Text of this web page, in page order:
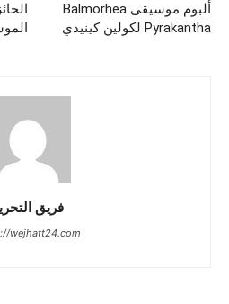
ألبوم موسيقى Balmorhea
Pyrakantha لكولين كينيدي
فريق
wejhatt24.com